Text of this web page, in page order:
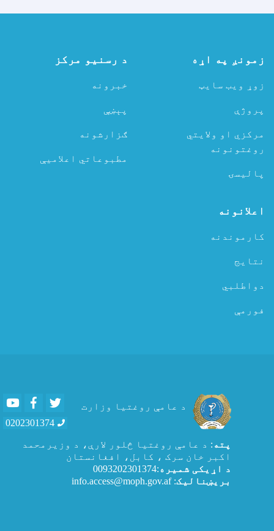
زمونږ په اړه
زوړ ویب سایټ
پروژې
مرکزي او ولایتي
روغتونونه
پالیسۍ
د رسنیو مرکز
خبرونه
پېښې
ګزارشونه
مطبوعاتي اعلامیې
اعلانونه
کارموندنه
نتایج
دواطلبي
فورمې
د عامې روغتیا وزارت
YoutubeFacebook
0202301374
پته : د عامې روغتيا څلور لارې، د وزیرمحمد
اکبر خان سرک ، کابل، افغانستان
د اړیکی شمیره :0093202301374
بریښنالیک: info.access@moph.gov.af